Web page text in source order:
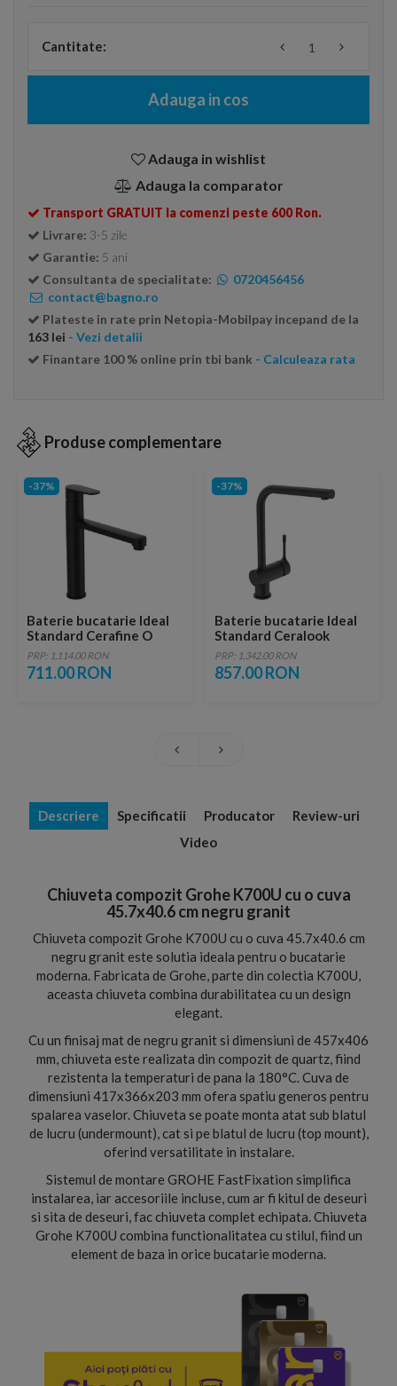
Cantitate:
Adauga in cos
Adauga in wishlist
Adauga la comparator
Transport GRATUIT la comenzi peste 600 Ron.
Livrare: 3-5 zile
Garantie: 5 ani
Consultanta de specialitate:
0720456456
contact@bagno.ro
Plateste in rate prin Netopia-Mobilpay incepand de la
163 lei - Vezi detalii
Finantare 100 % online prin tbi bank - Calculeaza rata
Produse complementare
-37%
Baterie bucatarie Ideal
Standard Cerafine O
negru mat
monocomanda
PRP: 1,114.00 RON
711.00 RON
-37%
Baterie bucatarie Ideal
Standard Ceralook
BlueStart negru mat
PRP: 1,342.00 RON
857.00 RON
Descriere Specificatii Producator
Review-uri
Video
Chiuveta compozit Grohe K700U cu o cuva
45.7x40.6 cm negru granit
Chiuveta compozit Grohe K700U cu o cuva 45.7x40.6 cm
negru granit este solutia ideala pentru o bucatarie
moderna. Fabricata de Grohe, parte din colectia K700U,
aceasta chiuveta combina durabilitatea cu un design
elegant.
Cu un finisaj mat de negru granit si dimensiuni de 457x406
mm, chiuveta este realizata din compozit de quartz, fiind
rezistenta la temperaturi de pana la 180°C. Cuva de
dimensiuni 417x366x203 mm ofera spatiu generos pentru
spalarea vaselor. Chiuveta se poate monta atat sub blatul
de lucru (undermount), cat si pe blatul de lucru (top mount),
oferind versatilitate in instalare.
Sistemul de montare GROHE FastFixation simplifica
instalarea, iar accesoriile incluse, cum ar fi kitul de deseuri
si sita de deseuri, fac chiuveta complet echipata. Chiuveta
Grohe K700U combina functionalitatea cu stilul, fiind un
element de baza in orice bucatarie moderna.